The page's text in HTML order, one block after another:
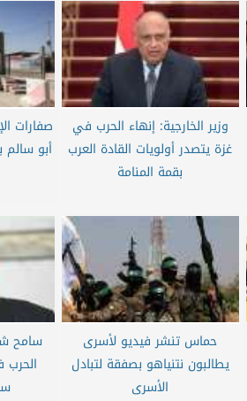
وزير الخارجية: إنهاء الحرب في
غزة يتصدر أولويات القادة العرب
بقمة المنامة
صفارات
أبو سالم
حماس تنشر فيديو لأسرى
يطالبون نتنياهو بصفقة لتبادل
الأسرى
سامح